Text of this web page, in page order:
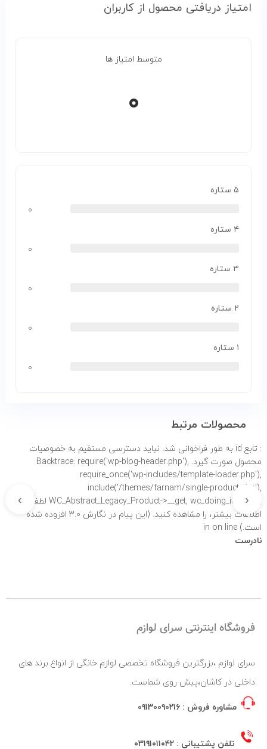
امتیاز دریافتی محصول از کاربران
متوسط امتیاز ها
۰
۵ ستاره
۰
۴ ستاره
۰
۳ ستاره
۰
۲ ستاره
۰
۱ ستاره
۰
محصولات مرتبط
: تابع id به طور
فراخوانی شد. نباید دسترسی مستقیم به خصوصیات
محصول صورت گیرد. Backtrace: require('wp-blog-header.php'),
require_once('wp-includes/template-loader.php'),
include('/themes/farnam/single-product.php'),
WC_Abstract_Legacy_Product->__get, wc_doing_it_wrong لطفاً برای
اطلاعات بیشتر،
را مشاهده کنید. (این پیام در نگارش 3.0 افزوده شده
است.) in on line
نادرست
‹
›
فروشگاه اینترنتی سرای لوازم
سرای لوازم ،بزرگترین فروشگاه تخصصی لوازم خانگی از انواع برند های
داخلی در کاشان،پیش روی شماست.
مشاوره فروش : ۰۹۱۳۰۰۹۰۲۱۶
تلفن پشتیبانی : ۰۳۱۹۱۰۱۱۰۴۲